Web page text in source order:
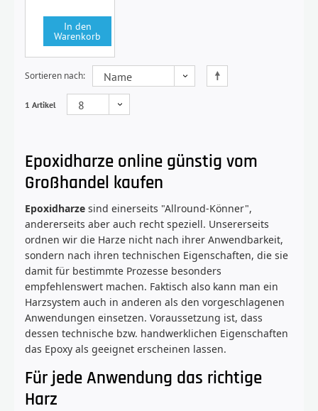
In den
Warenkorb
Sortieren nach
1 Artikel
Epoxidharze online günstig vom
Großhandel kaufen
Epoxidharze sind einerseits "Allround-Könner",
andererseits aber auch recht speziell. Unsererseits
ordnen wir die Harze nicht nach ihrer Anwendbarkeit,
sondern nach ihren technischen Eigenschaften, die sie
damit für bestimmte Prozesse besonders
empfehlenswert machen. Faktisch also kann man ein
Harzsystem auch in anderen als den vorgeschlagenen
Anwendungen einsetzen. Voraussetzung ist, dass
dessen technische bzw. handwerklichen Eigenschaften
das Epoxy als geeignet erscheinen lassen.
Für jede Anwendung das richtige
Harz